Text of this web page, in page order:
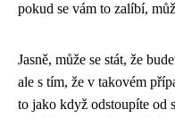
pokud se vám to zalíbí,
Jasně, může se stát, že
ale s tím, že v takovém
to jako když odstoupíte od